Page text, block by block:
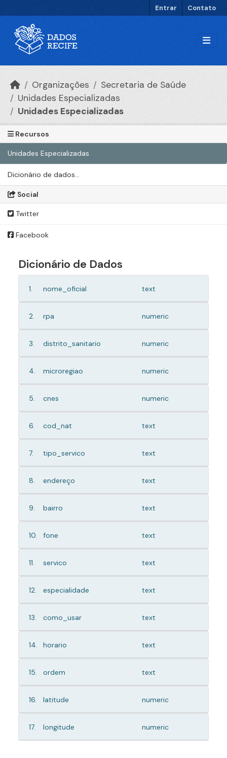
Entrar Contato
Organizações
Secretaria de Saúde
Unidades Especializadas
Unidades Especializadas
Recursos
Unidades Especializadas
Dicionário de dados...
Social
Twitter
Facebook
Dicionário de Dados
1. nome_oficial text
2. rpa numeric
3. distrito_sanitario numeric
4. microregiao numeric
5. cnes numeric
6. cod_nat text
7. tipo_servico text
8. endereço text
9. bairro text
10. fone text
11. servico text
12. especialidade text
13. como_usar text
14. horario text
15. ordem text
16. latitude numeric
17. longitude numeric